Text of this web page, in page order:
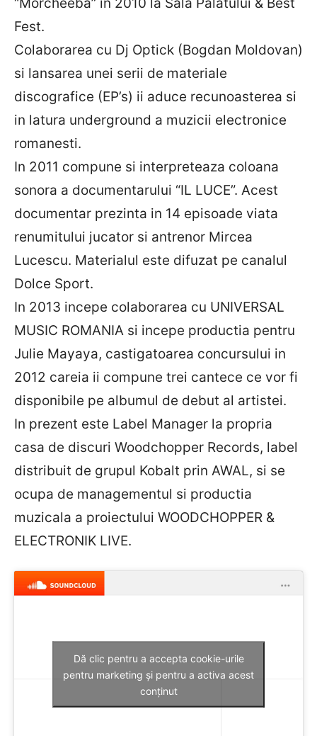
Fest.
Colaborarea cu Dj Optick (Bogdan Moldovan)
si lansarea unei serii de materiale
discografice (EP’s) ii aduce recunoasterea si
in latura underground a muzicii electronice
romanesti.
In 2011 compune si interpreteaza coloana
sonora a documentarului “IL LUCE”. Acest
documentar prezinta in 14 episoade viata
renumitului jucator si antrenor Mircea
Lucescu. Materialul este difuzat pe canalul
Dolce Sport.
In 2013 incepe colaborarea cu UNIVERSAL
MUSIC ROMANIA si incepe productia pentru
Julie Mayaya, castigatoarea concursului in
2012 careia ii compune trei cantece ce vor fi
disponibile pe albumul de debut al artistei.
In prezent este Label Manager la propria
casa de discuri Woodchopper Records, label
distribuit de grupul Kobalt prin AWAL, si se
ocupa de managementul si productia
muzicala a proiectului WOODCHOPPER &
ELECTRONIK LIVE.
Dă clic pentru a accepta cookie-urile
pentru marketing și pentru a activa acest
conținut